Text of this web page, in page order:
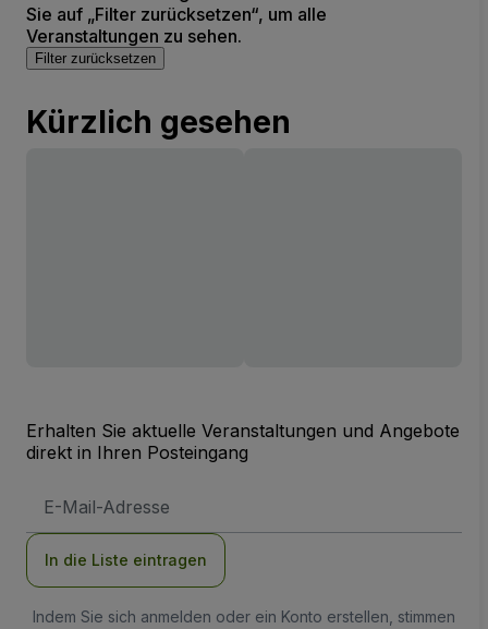
Sie auf „Filter zurücksetzen“, um alle
Veranstaltungen zu sehen.
Filter zurücksetzen
Kürzlich gesehen
Erhalten Sie aktuelle Veranstaltungen und Angebote
direkt in Ihren Posteingang
Mail-
In die Liste eintragen
Indem Sie sich anmelden oder ein Konto erstellen, stimmen